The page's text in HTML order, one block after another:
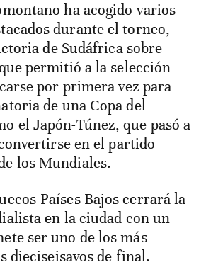
ha acogido varios
durante el torneo,
de Sudáfrica sobre
permitió a la selección
por primera vez para
de una Copa del
el Japón-Túnez, que pasó a
en el partido
los Mundiales.
Países Bajos cerrará la
en la ciudad con un
ser uno de los más
dieciseisavos de final.